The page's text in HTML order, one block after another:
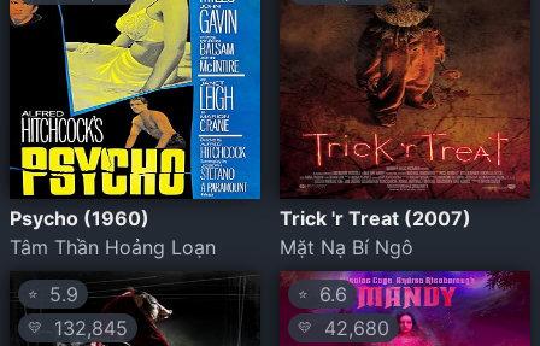
Psycho (1960)
Tâm Thần Hoảng Loạn
Trick 'r Treat (2007)
Mặt Nạ Bí Ngô
⭐ 5.9
💛 132,845
⭐ 6.6
💛 42,680